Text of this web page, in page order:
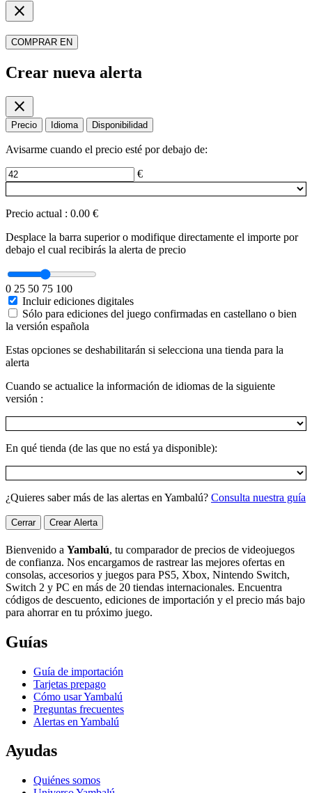
close
COMPRAR EN
Crear nueva alerta
close
Precio Idioma Disponibilidad
Avisarme cuando el precio esté por debajo de:
€
Precio actual : 0.00 €
Desplace la barra superior o modifique directamente el importe por
debajo el cual recibirás la alerta de precio
0 25 50 75 100
Incluir ediciones digitales
Sólo para ediciones del juego confirmadas en castellano o bien
la versión española
Estas opciones se deshabilitarán si selecciona una tienda para la
alerta
Cuando se actualice la información de idiomas de la siguiente
versión :
En qué tienda (de las que no está ya disponible):
¿Quieres saber más de las alertas en Yambalú? Consulta nuestra guía
Cerrar Crear Alerta
Bienvenido a Yambalú, tu comparador de precios de videojuegos
de confianza. Nos encargamos de rastrear las mejores ofertas en
consolas, accesorios y juegos para PS5, Xbox, Nintendo Switch,
Switch 2 y PC en más de 20 tiendas internacionales. Encuentra
códigos de descuento, ediciones de importación y el precio más bajo
para ahorrar en tu próximo juego.
Guías
Guía de importación
Tarjetas prepago
Cómo usar Yambalú
Preguntas frecuentes
Alertas en Yambalú
Ayudas
Quiénes somos